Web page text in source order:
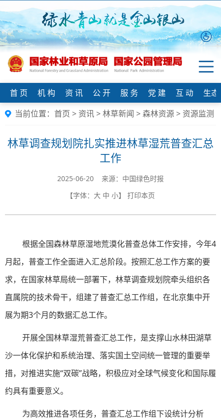
首 页 机 构 资 讯 公 开 服 务 党 建 互 动
生
当前位置： 首页 > 资讯>林草新闻 >森林资源> 资源监测
林草调查规划院扎实推进林草湿荒普查汇总
工作
2025-06-20 来源：中国绿色时报
【字体： 大 中 小】 打印本页
根据全国森林草原湿地荒漠化普查总体工作安排，今年4
月起，普查工作全面进入汇总阶段。按照汇总工作方案的要
求，在国家林草局统一部署下，林草调查规划院牵头组织各
直属院的技术骨干，组建了普查汇总工作组，在北京集中开
展为期3个月的数据汇总工作。
开展全国林草湿荒普查汇总工作，是支撑山水林田湖草
沙一体化保护和系统治理、落实国土空间统一管理的重要举
措，对推进实施“双碳”战略，积极应对全球气候变化和国际履
约具有重要意义。
为高效推进各项任务，普查汇总工作组下设统计分析